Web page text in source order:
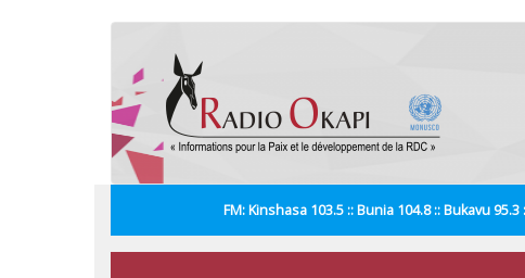
FM: Kinshasa 103.5 :: Bunia 104.8 :: Bukavu